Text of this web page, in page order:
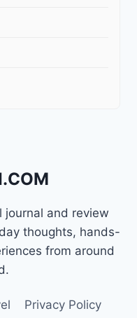
journal and review
thoughts, hands-
from around
Privacy Policy